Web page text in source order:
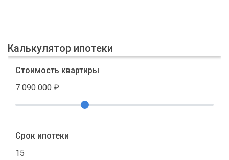
Калькулятор ипотеки
Стоимость квартиры
7 090 000 ₽
Срок ипотеки
15